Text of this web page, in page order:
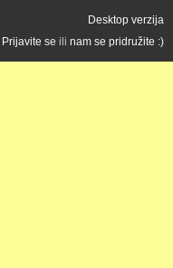
Desktop verzija
Prijavite se ili nam se pridružite :)